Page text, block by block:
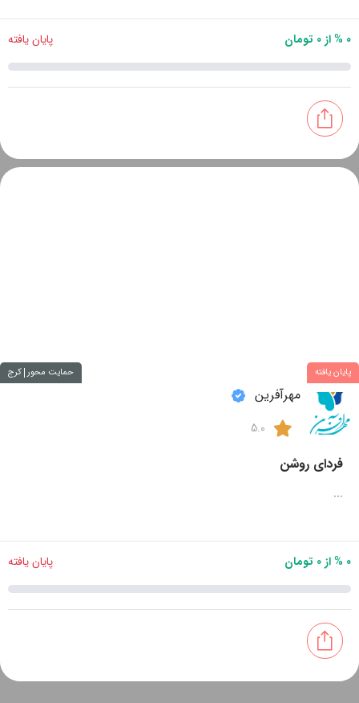
0 % از 0 تومان پایان یافته
پایان یافته حمایت محور کرج
مهرآفرین
5.0
فردای روشن
...
0 % از 0 تومان پایان یافته